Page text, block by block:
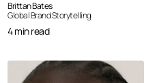
Brittan Bates
Global Brand Storytelling
4 min read